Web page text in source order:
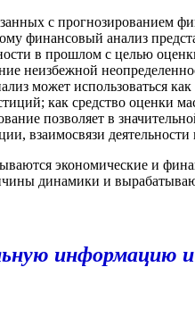
с прогнозированием
финансовый анализ
в прошлом с целью
неизбежной
может использоваться
как средство оценки
позволяет в
взаимосвязи
экономические и
динамики и
информацию